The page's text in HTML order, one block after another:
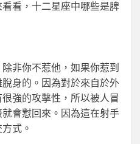
看，十二星座中哪些是脾
你不惹他，如果你惹到
身的。因為對於來自於外
強的攻擊性，所以被人冒
會懟回來。因為這在射手
式。